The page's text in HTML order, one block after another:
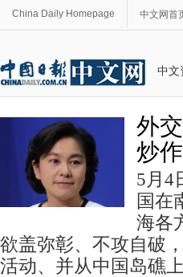
China Daily Homepage 中文网首
中文
外
炒
5月4
国在
海各
欲盖弥彰、不攻自破
活动、并从中国岛礁